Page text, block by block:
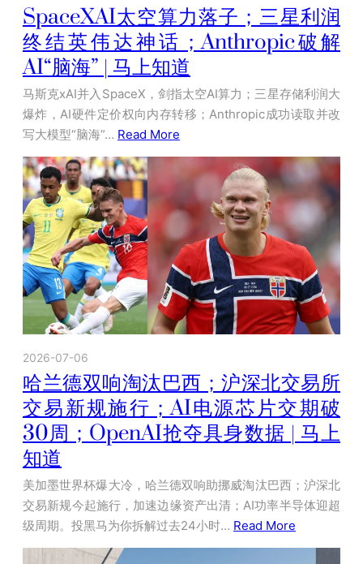
SpaceXAI太空算力落子；三星利润
终结英伟达神话；Anthropic破解
AI“脑海” | 马上知道
马斯克xAI并入SpaceX，剑指太空AI算力；三星存储利润大
爆炸，AI硬件定价权向内存转移；Anthropic成功读取并改
写大模型“脑海”… Read More
2026-07-06
哈兰德双响淘汰巴西；沪深北交易所
交易新规施行；AI电源芯片交期破
30周；OpenAI抢夺具身数据 | 马上
知道
美加墨世界杯爆大冷，哈兰德双响助挪威淘汰巴西；沪深北
交易新规今起施行，加速边缘资产出清；AI功率半导体迎超
级周期。投黑马为你拆解过去24小时… Read More